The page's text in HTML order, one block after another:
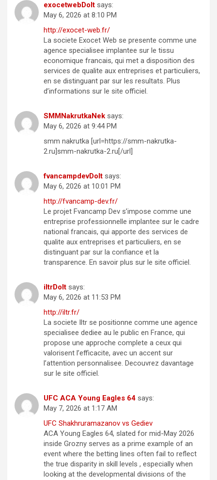
exocetwebDoIt says:
May 6, 2026 at 8:10 PM
http://exocet-web.fr/
La societe Exocet Web se presente comme une
agence specialisee implantee sur le tissu
economique francais, qui met a disposition des
services de qualite aux entreprises et particuliers,
en se distinguant par sur les resultats. Plus
d’informations sur le site officiel.
SMMNakrutkaNek says:
May 6, 2026 at 9:44 PM
smm nakrutka [url=https://smm-nakrutka-
2.ru]smm-nakrutka-2.ru[/url]
fvancampdevDoIt says:
May 6, 2026 at 10:01 PM
http://fvancamp-dev.fr/
Le projet Fvancamp Dev s’impose comme une
entreprise professionnelle implantee sur le cadre
national francais, qui apporte des services de
qualite aux entreprises et particuliers, en se
distinguant par sur la confiance et la
transparence. En savoir plus sur le site officiel.
iltrDoIt says:
May 6, 2026 at 11:53 PM
http://iltr.fr/
La societe Iltr se positionne comme une agence
specialisee dediee au le public en France, qui
propose une approche complete a ceux qui
valorisent l’efficacite, avec un accent sur
l’attention personnalisee. Decouvrez davantage
sur le site officiel.
UFC ACA Young Eagles 64 says:
May 7, 2026 at 1:17 AM
UFC Shakhruramazanov vs Gediev
ACA Young Eagles 64, slated for mid-May 2026
inside Grozny serves as a prime example of an
event where the betting lines often fail to reflect
the true disparity in skill levels , especially when
looking at the developmental divisions of the